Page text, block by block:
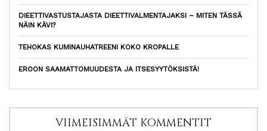
DIEETTIVASTUSTAJASTA DIEETTIVALMENTAJAKSI – MITEN TÄSSÄ
NÄIN KÄVI?
TEHOKAS KUMINAUHATREENI KOKO KROPALLE
EROON SAAMATTOMUUDESTA JA ITSESYYTÖKSISTÄ!
VIIMEISIMMÄT KOMMENTIT